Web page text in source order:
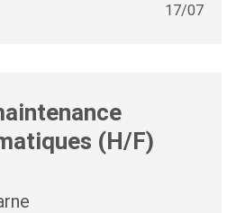
17/07
(H/F)